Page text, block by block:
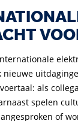
als
spelen
of